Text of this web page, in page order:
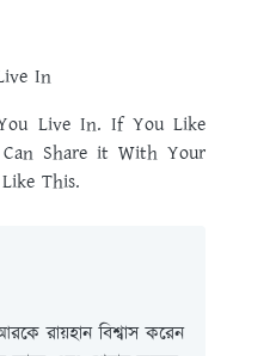
In
Live In. If You Like
Share it With Your
This.
রায়হান বিশ্বাস করেন